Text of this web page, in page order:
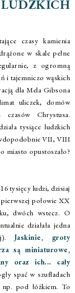
czasy kamienia
w skale pełne
z ogromną
i tajemniczo wąskich
dla Mela Gibsona
uliczek, domów
Chrystusa.
tysiące ludzkich
VII, VIII
miasto opustoszało?
tysięcy ludzi, dzisiaj
połowie XX
dwóch wstecz. O
działała jedna
Jaskinie, groty
są miniaturowe,
oraz ich... cały
spać w szufladach
pod łóżkiem. To